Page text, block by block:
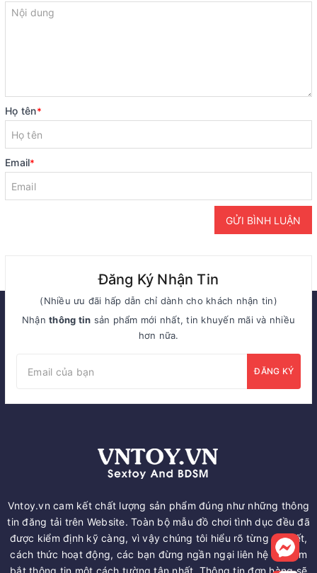
Họ tên*
Email*
GỬI BÌNH LUẬN
Đăng Ký Nhận Tin
(Nhiều ưu đãi hấp dẫn chỉ dành cho khách nhận tin)
Nhậnthông tin sản phẩm mới nhất, tin khuyến mãi và nhiều
hơn nữa.
ĐĂNG KÝ
Vntoy.vn cam kết chất lượng sản phẩm đúng như những thông
tin đăng tải trên Website. Toàn bộ mẫu đồ chơi tình dục đều đã
được kiểm định kỹ càng, vì vậy chúng tôi hiểu rõ từng chi tiết,
cách thức hoạt động, các bạn đừng ngần ngại liên hệ để nắm